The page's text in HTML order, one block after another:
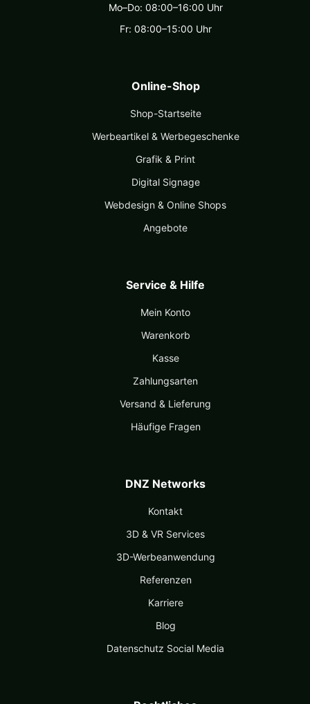
Mo–Do: 08:00–16:00 Uhr
Fr: 08:00–15:00 Uhr
Online-Shop
Shop-Startseite
Werbeartikel & Werbegeschenke
Grafik & Print
Digital Signage
Webdesign & Online Shops
Angebote
Service & Hilfe
Mein Konto
Warenkorb
Kasse
Zahlungsarten
Versand & Lieferung
Häufige Fragen
DNZ Networks
Kontakt
3D & VR Services
3D-Werbeanwendung
Referenzen
Karriere
Blog
Datenschutz Social Media